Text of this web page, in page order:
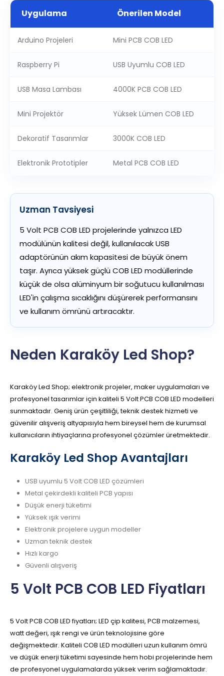
Uygulama Önerilen Model
Arduino Projeleri Mini PCB COB LED
Raspberry Pi USB Uyumlu COB LED
USB Masa Lambası 4000K PCB COB LED
Mini Projektör Yüksek Lümen COB LED
Dekoratif Tasarımlar 3000K COB LED
Elektronik Prototipler Metal PCB COB LED
Uzman Tavsiyesi
5 Volt PCB COB LED projelerinde yalnızca LED
modülünün kalitesi değil, kullanılacak USB
adaptörünün akım kapasitesi de büyük önem
taşır. Ayrıca yüksek güçlü COB LED modüllerinde
küçük de olsa alüminyum bir soğutucu kullanılması
LED'in çalışma sıcaklığını düşürerek performansını
ve kullanım ömrünü artıracaktır.
Neden Karaköy Led Shop?
Karaköy Led Shop; elektronik projeler, maker uygulamaları ve
profesyonel tasarımlar için kaliteli 5 Volt PCB COB LED modelleri
sunmaktadır. Geniş ürün çeşitliliği, teknik destek hizmeti ve
güvenilir alışveriş altyapısıyla hem bireysel hem de kurumsal
kullanıcıların ihtiyaçlarına profesyonel çözümler üretmektedir.
Karaköy Led Shop Avantajları
USB uyumlu 5 Volt COB LED çözümleri
Metal çekirdekli kaliteli PCB yapısı
Düşük enerji tüketimi
Yüksek ışık verimi
Elektronik projelere uygun modeller
Uzman teknik destek
Hızlı kargo
Güvenli alışveriş
5 Volt PCB COB LED Fiyatları
5 Volt PCB COB LED fiyatları; LED çip kalitesi, PCB malzemesi,
watt değeri, ışık rengi ve ürün teknolojisine göre
değişmektedir. Kaliteli COB LED modülleri uzun kullanım ömrü
ve düşük enerji tüketimi sayesinde hem hobi projelerinde hem
de profesyonel uygulamalarda yüksek verim sağlamaktadır.